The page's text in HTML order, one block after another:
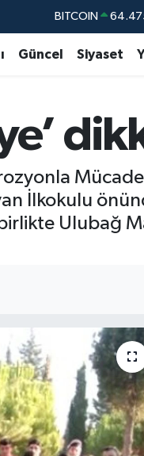
DOLAR
EURO
GRAM ALTIN
BİST100
Güncel Siyaset
İlkokulu
Ulubağ